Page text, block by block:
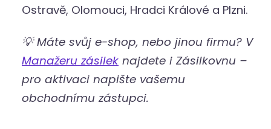
Ostravě, Olomouci, Hradci Králové a Plzni.
💡 Máte svůj e-shop, nebo jinou firmu? V
Manažeru zásilek najdete i Zásilkovnu –
pro aktivaci napište vašemu
obchodnímu zástupci.